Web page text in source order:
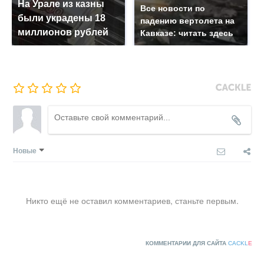
На Урале из казны
были украдены 18
миллионов рублей
Все новости по
падению вертолета на
Кавказе: читать здесь
Новые
Никто ещё не оставил комментариев, станьте первым.
КОММЕНТАРИИ ДЛЯ САЙТА CACKL E